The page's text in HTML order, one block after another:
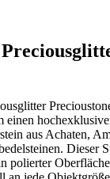
einen
aus Achaten,
Dieser
polierter